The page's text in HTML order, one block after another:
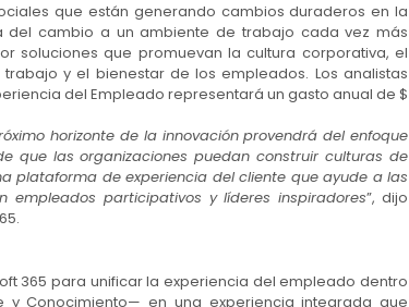
que están generando cambios duraderos en la
cambio a un ambiente de trabajo cada vez más
soluciones que promuevan la cultura corporativa, el
y el bienestar de los empleados. Los analistas
del Empleado representará un gasto anual de $
horizonte de la innovación provendrá del enfoque
que las organizaciones puedan construir culturas de
plataforma de experiencia del cliente que ayude a las
empleados participativos y líderes inspiradores”, dijo
365 para unificar la experiencia del empleado dentro
y Conocimiento— en una experiencia integrada que